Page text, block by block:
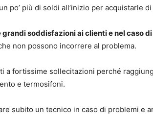
po’ più di soldi all’inizio per acquistarle
soddisfazioni ai clienti e nel caso
non possono incorrere al problema.
fortissime sollecitazioni perché
e termosifoni.
subito un tecnico in caso di problemi e